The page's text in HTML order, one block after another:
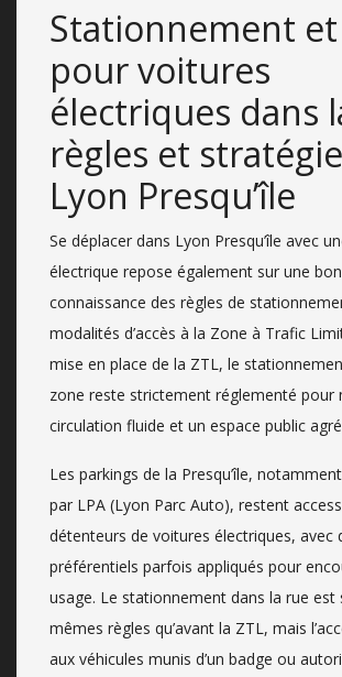
Stationnement et
pour voitures
électriques dans
règles et
Lyon Presqu’île
Se déplacer dans Lyon Presqu’île avec
électrique repose également sur une
connaissance des règles de
modalités d’accès à la Zone à Trafic
mise en place de la ZTL, le
zone reste strictement réglementé pour
circulation fluide et un espace public
Les parkings de la Presqu’île,
par LPA (Lyon Parc Auto), restent
détenteurs de voitures électriques, avec
préférentiels parfois appliqués pour
usage. Le stationnement dans la rue est
mêmes règles qu’avant la ZTL, mais
aux véhicules munis d’un badge ou